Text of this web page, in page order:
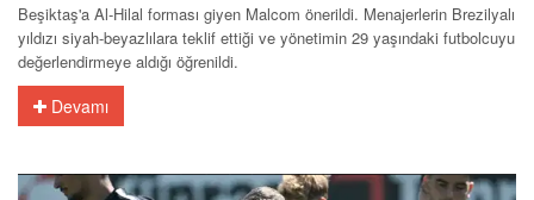
Beşiktaş'a Al-Hilal forması giyen Malcom önerildi. Menajerlerin Brezilyalı
yıldızı siyah-beyazlılara teklif ettiği ve yönetimin 29 yaşındaki futbolcuyu
değerlendirmeye aldığı öğrenildi.
Devamı